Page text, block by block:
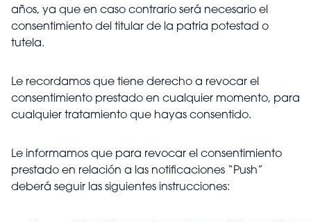
años, ya que en caso contrario será necesario el
consentimiento del titular de la patria potestad o
tutela.
Le recordamos que tiene derecho a revocar el
consentimiento prestado en cualquier momento, para
cualquier tratamiento que hayas consentido.
Le informamos que para revocar el consentimiento
prestado en relación a las notificaciones “Push”
deberá seguir las siguientes instrucciones: